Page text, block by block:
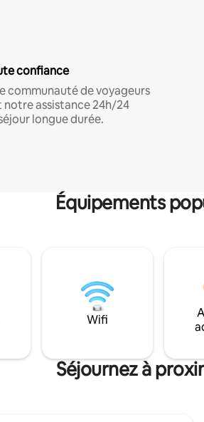
confiance
communauté de voyageurs
assistance 24h/24
longue durée.
Équipements
Wifi
Séjournez à